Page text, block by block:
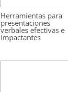
Herramientas para
presentaciones
verbales efectivas e
impactantes